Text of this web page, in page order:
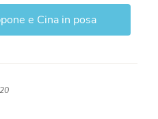
e Cina in posa